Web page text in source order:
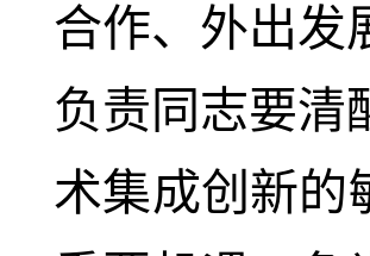
合作、外出发
负责同志要清
术集成创新的